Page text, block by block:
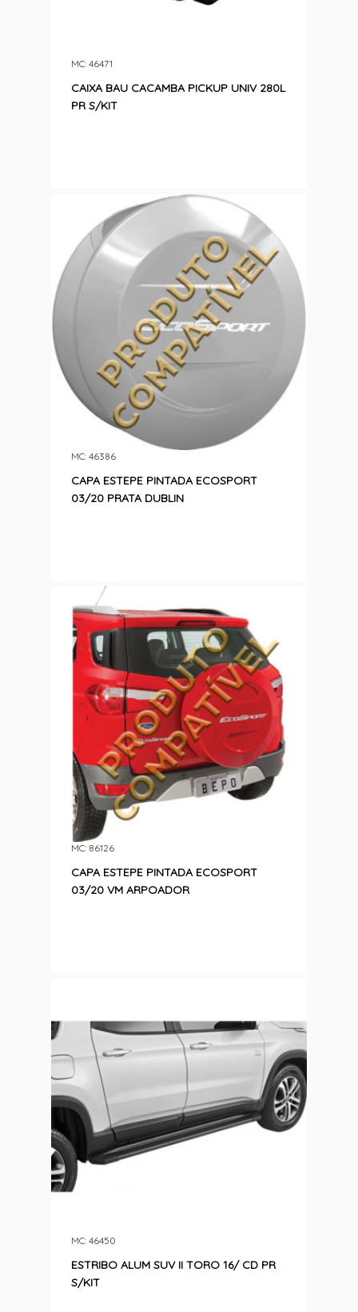
CAIXA BAU CACAMBA PICKUP UNIV 280L
PR S/KIT
MC: 46471
CAPA ESTEPE PINTADA ECOSPORT
03/20 PRATA DUBLIN
MC: 46386
CAPA ESTEPE PINTADA ECOSPORT
03/20 VM ARPOADOR
MC: 86126
ESTRIBO ALUM SUV II TORO 16/ CD PR
S/KIT
MC: 46450